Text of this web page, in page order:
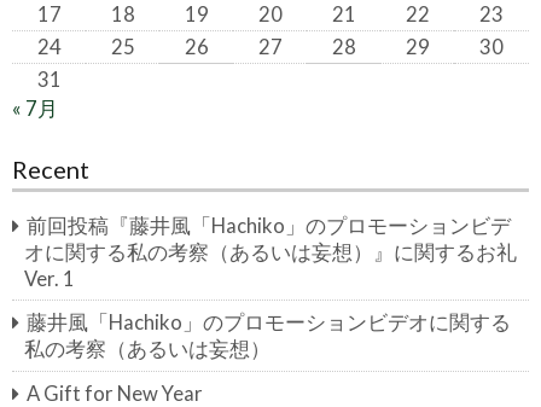
17
18 19 20 21 22
23
24
25 26 27 28 29
30
31
« 7月
Recent
前回投稿『藤井風「Hachiko」のプロモーションビデ
オに関する私の考察（あるいは妄想）』に関するお礼
Ver. 1
藤井風「Hachiko」のプロモーションビデオに関する
私の考察（あるいは妄想）
A Gift for New Year